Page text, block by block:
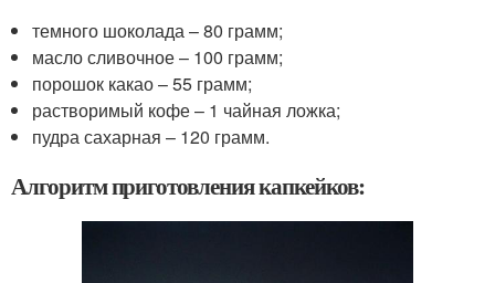
темного шоколада – 80 грамм;
масло сливочное – 100 грамм;
порошок какао – 55 грамм;
растворимый кофе – 1 чайная ложка;
пудра сахарная – 120 грамм.
Алгоритм приготовления капкейков: